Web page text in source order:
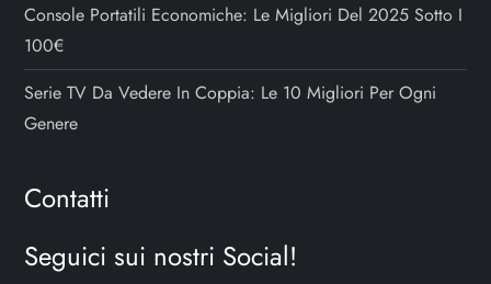
Console Portatili Economiche: Le Migliori Del 2025 Sotto I
100€
Serie TV Da Vedere In Coppia: Le 10 Migliori Per Ogni
Genere
Contatti
Seguici sui nostri Social!